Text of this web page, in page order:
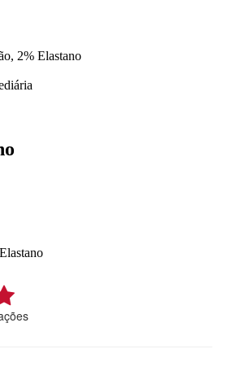
2% Elastano